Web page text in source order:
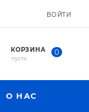
ВОЙТИ
КОРЗИНА 0
пуста
О НАС